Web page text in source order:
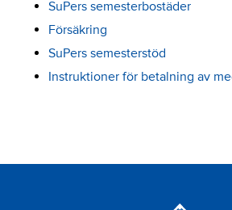
SuPers semesterbostäder
Försäkring
SuPers semesterstöd
Instruktioner för betalning av